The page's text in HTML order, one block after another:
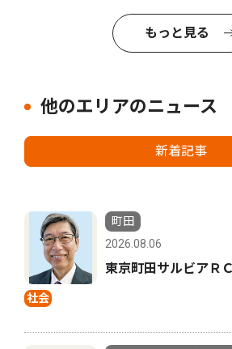
もっと見る
他のエリアのニュース
新着記事
社会
町田
2026.08.06
東京町田サルビアＲＣ